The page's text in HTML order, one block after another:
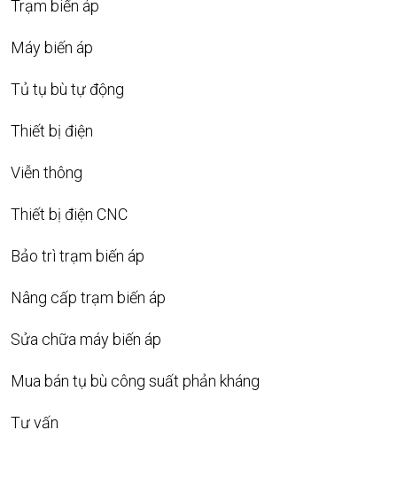
Trạm biến áp
Máy biến áp
Tủ tụ bù tự động
Thiết bị điện
Viễn thông
Thiết bị điện CNC
Bảo trì trạm biến áp
Nâng cấp trạm biến áp
Sửa chữa máy biến áp
Mua bán tụ bù công suất phản kháng
Tư vấn